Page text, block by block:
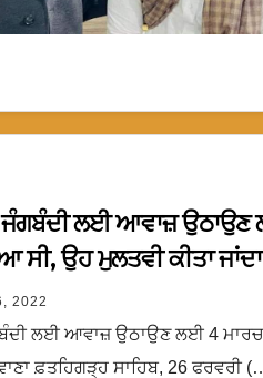
ਲਈ ਆਵਾਜ਼ ਉਠਾਉਣ
ਉਹ ਮੁਲਤਵੀ ਕੀਤਾ ਜਾਂਦਾ
2022
ਲਈ ਆਵਾਜ਼ ਉਠਾਉਣ ਲਈ 4 ਮਾਰਚ
ਫ਼ਤਹਿਗੜ੍ਹ ਸਾਹਿਬ, 26 ਫਰਵਰੀ